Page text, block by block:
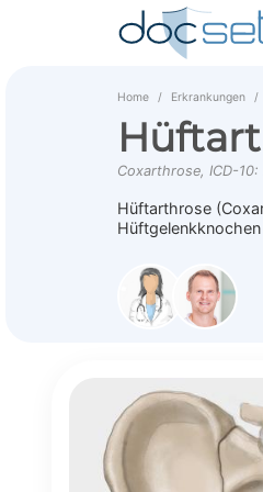
Home Erkrankungen
Coxarthrose, ICD-10:
Hüftarthrose